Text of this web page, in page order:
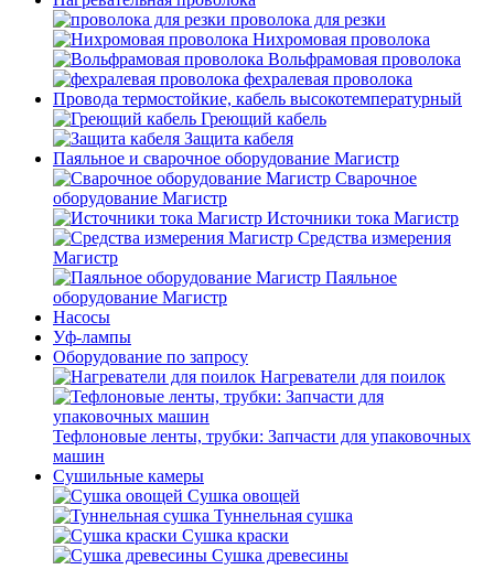
проволока для резки
Нихромовая проволока
Вольфрамовая проволока
фехралевая проволока
Провода термостойкие, кабель высокотемпературный
Греющий кабель
Защита кабеля
Паяльное и сварочное оборудование Магистр
Сварочное
оборудование Магистр
Источники тока Магистр
Средства измерения
Магистр
Паяльное
оборудование Магистр
Насосы
Уф-лампы
Оборудование по запросу
Нагреватели для поилок
Тефлоновые ленты, трубки: Запчасти для упаковочных
машин
Сушильные камеры
Сушка овощей
Туннельная сушка
Сушка краски
Сушка древесины